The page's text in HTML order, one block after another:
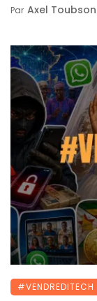
Par Axel Toubson
#VENDREDITECH